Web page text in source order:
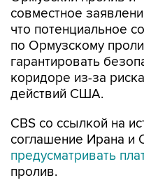
совместное
что потенциальное
по Ормузскому
гарантировать
коридоре из-за
действий США.
CBS со ссылкой на
соглашение Ирана и
предусматривать
пролив.